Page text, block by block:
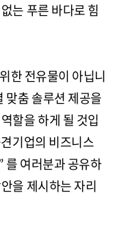
는 푸른 바다로 힘
한 전유물이 아닙니
맞춤 솔루션 제공을
할을 하게 될 것입
기업의 비즈니스
를 여러분과 공유하
을 제시하는 자리